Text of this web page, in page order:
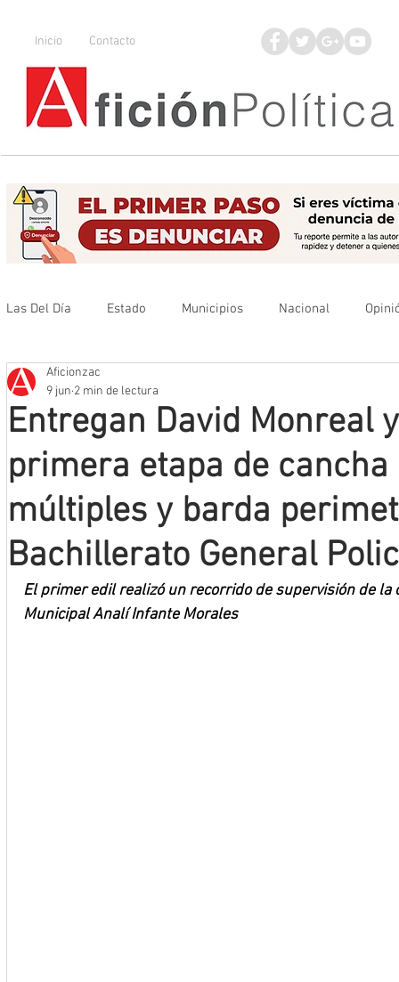
Inicio Contacto
Las Del Día Estado Municipios Nacional
Que no se olvide
Mineros LNBP
Entregan David Monreal
primera etapa de cancha
múltiples y barda
Bachillerato General
Aficionzac
9 jun 2 min de lectura
El primer edil realizó un recorrido de supervisión de la
Municipal Analí Infante Morales